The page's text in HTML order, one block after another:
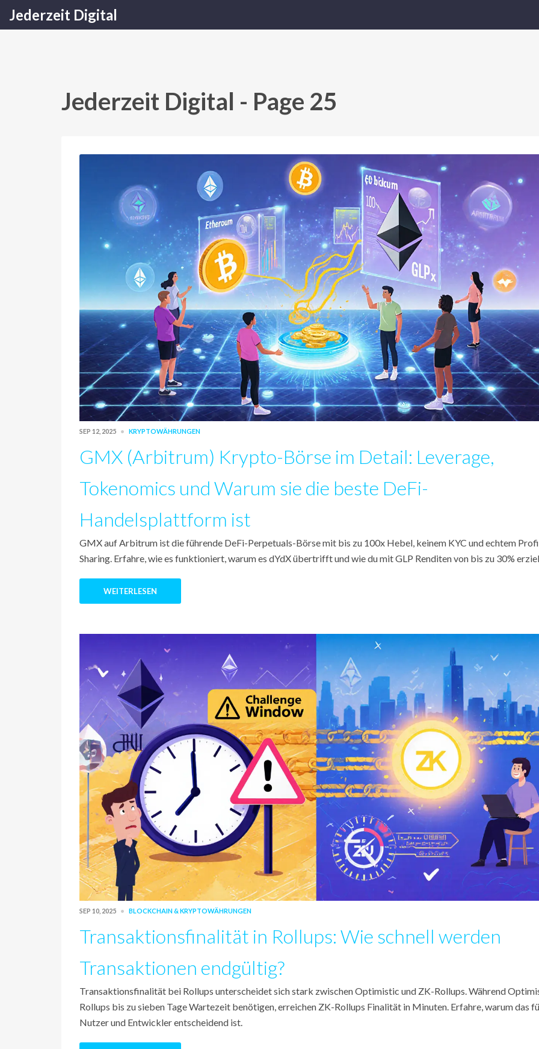
Jederzeit Digital
Jederzeit Digital - Page 25
SEP 12, 2025 KRYPTOWÄHRUNGEN
GMX (Arbitrum) Krypto-Börse im Detail: Leverage,
Tokenomics und Warum sie die beste DeFi-
Handelsplattform ist
GMX auf Arbitrum ist die führende DeFi-Perpetuals-Börse mit bis zu 100x Hebel, keinem KYC und echtem
Sharing. Erfahre, wie es funktioniert, warum es dYdX übertrifft und wie du mit GLP Renditen von bis zu 30%
WEITERLESEN
SEP 10, 2025 BLOCKCHAIN & KRYPTOWÄHRUNGEN
Transaktionsfinalität in Rollups: Wie schnell werden
Transaktionen endgültig?
Transaktionsfinalität bei Rollups unterscheidet sich stark zwischen Optimistic und ZK-Rollups. Während
Rollups bis zu sieben Tage Wartezeit benötigen, erreichen ZK-Rollups Finalität in Minuten. Erfahre, warum das
Nutzer und Entwickler entscheidend ist.